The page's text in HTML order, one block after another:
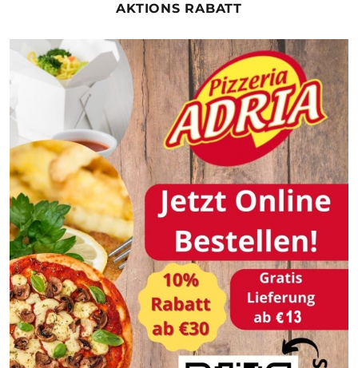
AKTIONS RABATT